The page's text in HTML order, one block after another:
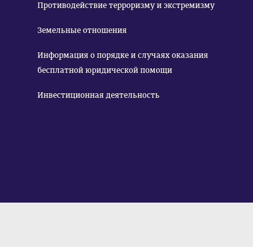
Противодействие терроризму и экстремизму
Земельные отношения
Информация о порядке и случаях оказания
бесплатной юридической помощи
Инвестиционная деятельность